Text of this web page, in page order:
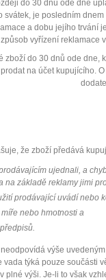
do 30 dnů ode dne
je posledním
a dobu jejího
vyřízení reklamace
zboží do 30 dnů ode
na účet kupujícího.
že zboží předává
ujednali, a
na základě reklamy jimi
prodávající uvádí nebo
nebo hmotnosti a
výše
týká pouze součásti
plné výši. Je-li to však